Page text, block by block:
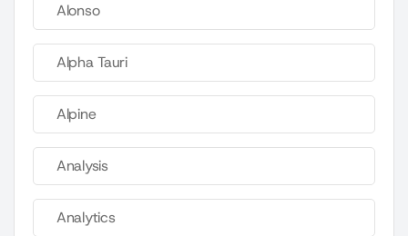
Alonso
Alpha Tauri
Alpine
Analysis
Analytics